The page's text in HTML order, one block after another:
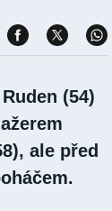
(54)
ale před